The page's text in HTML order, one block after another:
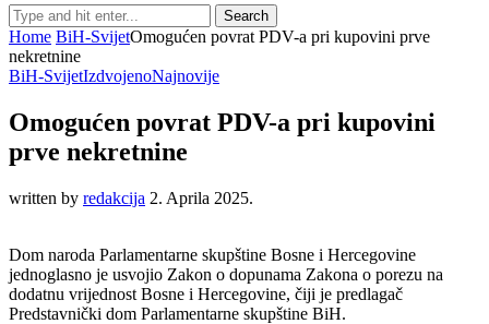
Search
Home BiH-SvijetOmogućen povrat PDV-a pri kupovini prve
nekretnine
BiH-SvijetIzdvojenoNajnovije
Omogućen povrat PDV-a pri kupovini
prve nekretnine
written by redakcija 2. Aprila 2025.
Dom naroda Parlamentarne skupštine Bosne i Hercegovine
jednoglasno je usvojio Zakon o dopunama Zakona o porezu na
dodatnu vrijednost Bosne i Hercegovine, čiji je predlagač
Predstavnički dom Parlamentarne skupštine BiH.